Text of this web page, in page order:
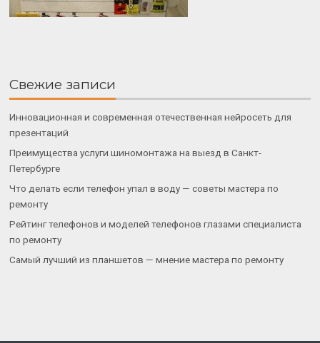
Свежие записи
Инновационная и современная отечественная нейросеть для
презентаций
Преимущества услуги шиномонтажа на выезд в Санкт-
Петербурге
Что делать если телефон упал в воду — советы мастера по
ремонту
Рейтинг телефонов и моделей телефонов глазами специалиста
по ремонту
Самый лучший из планшетов — мнение мастера по ремонту